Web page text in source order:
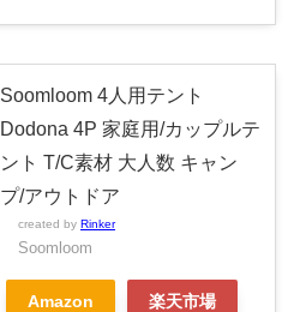
Soomloom 4人用テント
Dodona 4P 家庭用/カップルテ
ント T/C素材 大人数 キャン
プ/アウトドア
created by Rinker
Soomloom
Amazon 楽天市場